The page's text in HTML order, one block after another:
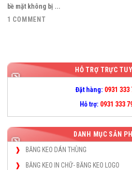
HỖ TRỢ TRỰC
Đặt hàng: 0931 333
Hỗ trợ: 0931 333
DANH MỤC SẢN
BĂNG KEO DÁN THÙNG
BĂNG KEO IN CHỮ- BĂNG KEO LOGO
bề mặt không bị ...
1 COMMENT